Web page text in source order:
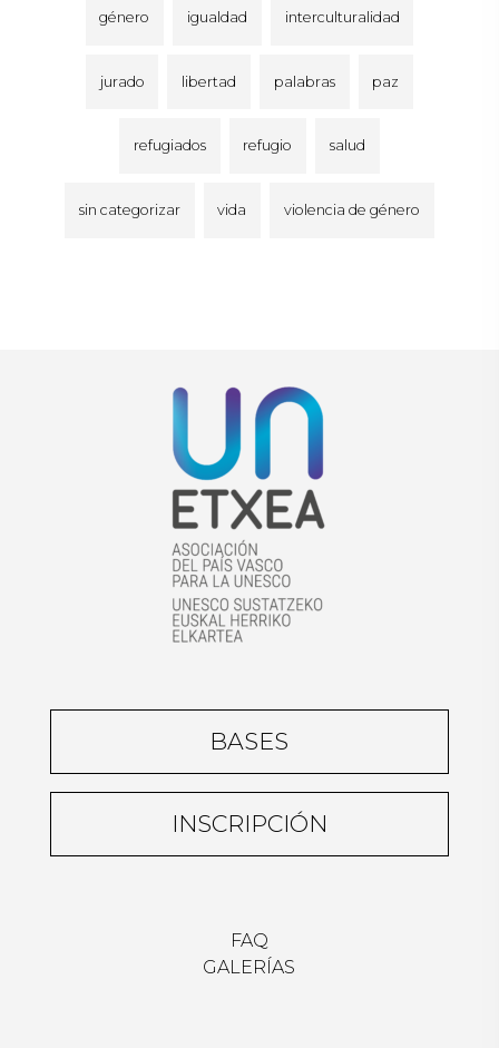
género igualdad interculturalidad
jurado libertad palabras paz
refugiados refugio salud
sin categorizar vida violencia de género
BASES
INSCRIPCIÓN
FAQ
GALERÍAS